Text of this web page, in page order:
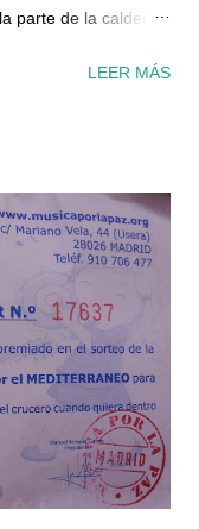
parte de la caldera
la he
que me he dispuesto
de la
de agua a la
(la llave es de
agua caliente del
cortado la
el tapón del filtro,
LEER MÁS